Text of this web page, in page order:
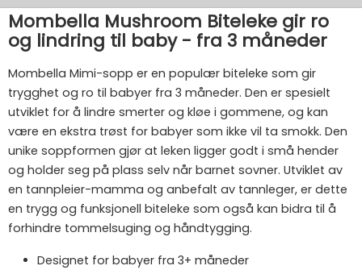
Mombella Mushroom Biteleke gir ro
og lindring til baby - fra 3 måneder
Mombella Mimi-sopp er en populær biteleke som gir
trygghet og ro til babyer fra 3 måneder. Den er spesielt
utviklet for å lindre smerter og kløe i gommene, og kan
være en ekstra trøst for babyer som ikke vil ta smokk. Den
unike soppformen gjør at leken ligger godt i små hender
og holder seg på plass selv når barnet sovner. Utviklet av
en tannpleier-mamma og anbefalt av tannleger, er dette
en trygg og funksjonell biteleke som også kan bidra til å
forhindre tommelsuging og håndtygging.
Designet for babyer fra 3+ måneder